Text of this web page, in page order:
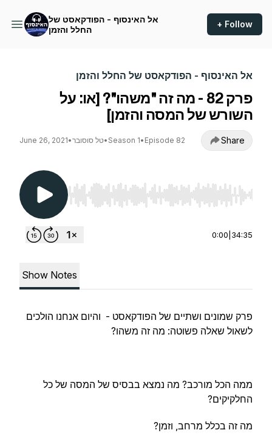
אל האינסוף - הפודקאסט של
החלל והזמן
+ Follow
אל האינסוף - הפודקאסט של החלל והזמן
פרק 82 - מה זה "משהו"? [או: על
השורש של המסה והזמן]
June 26, 2021•טל סוסובר• Season 1• Episode 82 Share
Use Left/Right to seek, Home/End to jump to
0:00 34:35
Show Notes
פרק שמונים ושתיים של הפודקאסט - והיום אנחנו הולכים
לשאול שאלה פשוטה: מה זה משהו?
ממה הכל מורכב? מה נמצא בבסיס של המסה של כל
החלקיקים?
מה זה בכלל מרחב, וזמן?